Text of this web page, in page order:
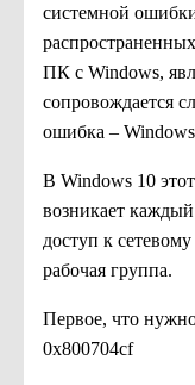
системной
ПК с Windows,
сопровождается
ошибка –
В Windows 10
возникает
доступ к
рабочая группа.
Первое, что
0x800704cf